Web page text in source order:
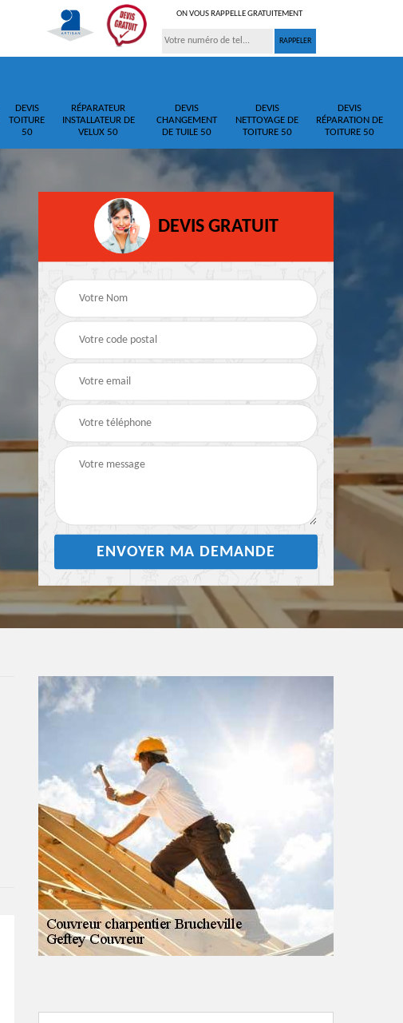
ON VOUS RAPPELLE GRATUITEMENT
DEVIS
TOITURE
50
RÉPARATEUR
INSTALLATEUR DE
VELUX 50
DEVIS
CHANGEMENT
DE TUILE 50
DEVIS
NETTOYAGE DE
TOITURE 50
DEVIS
RÉPARATION DE
TOITURE 50
DEVIS GRATUIT